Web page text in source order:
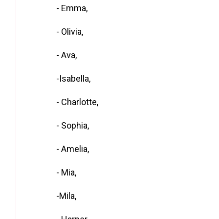
- Emma,
- Olivia,
- Ava,
-Isabella,
- Charlotte,
- Sophia,
- Amelia,
- Mia,
-Mila,